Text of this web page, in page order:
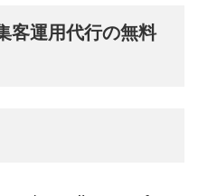
客運用代行の無料